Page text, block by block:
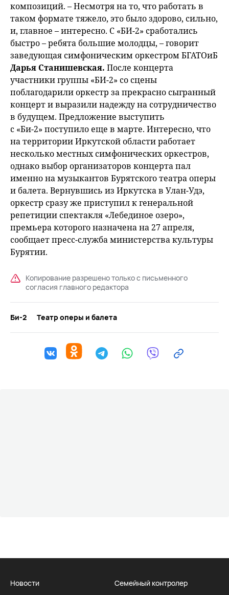
композиций. – Несмотря на то, что работать в
таком формате тяжело, это было здорово, сильно,
и, главное – интересно. С «БИ-2» сработались
быстро – ребята большие молодцы, – говорит
заведующая симфоническим оркестром БГАТОиБ
Дарья Станишевская. После концерта
участники группы «БИ-2» со сцены
поблагодарили оркестр за прекрасно сыгранный
концерт и выразили надежду на сотрудничество
в будущем. Предложение выступить
с «Би-2» поступило еще в марте. Интересно, что
на территории Иркутской области работает
несколько местных симфонических оркестров,
однако выбор организаторов концерта пал
именно на музыкантов Бурятского театра оперы
и балета. Вернувшись из Иркутска в Улан-Удэ,
оркестр сразу же приступил к генеральной
репетиции спектакля «Лебединое озеро»,
премьера которого назначена на 27 апреля,
сообщает пресс-служба министерства культуры
Бурятии.
Копирование разрешено только с письменного
согласия главного редактора
Би-2 Театр оперы и балета
Новости
Семейный контролер